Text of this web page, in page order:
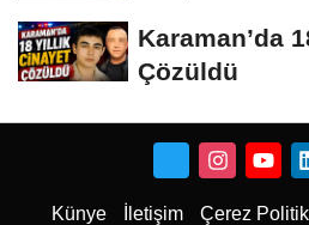
Karaman’da
Çözüldü
Künye İletişim Çerez